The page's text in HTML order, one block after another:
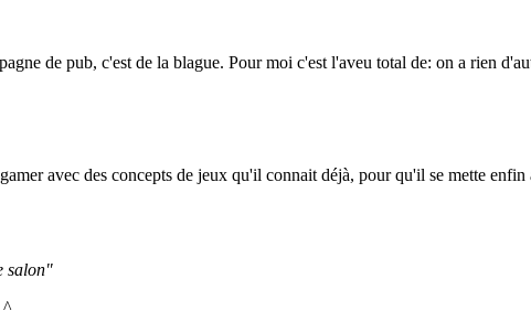
de pub, c'est de la blague. Pour moi c'est l'aveu total de: on a rien
avec des concepts de jeux qu'il connait déjà, pour qu'il se mette
salon"